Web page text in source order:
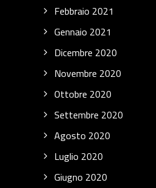
Febbraio 2021
Gennaio 2021
Dicembre 2020
Novembre 2020
Ottobre 2020
Settembre 2020
Agosto 2020
Luglio 2020
Giugno 2020